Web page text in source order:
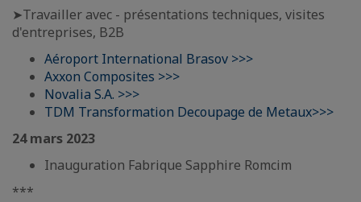
➤Travailler avec - présentations techniques, visites
d'entreprises, B2B
Aéroport International Brasov >>>
Axxon Composites >>>
Novalia S.A. >>>
TDM Transformation Decoupage de Metaux>>>
24 mars 2023
Inauguration Fabrique Sapphire Romcim
***